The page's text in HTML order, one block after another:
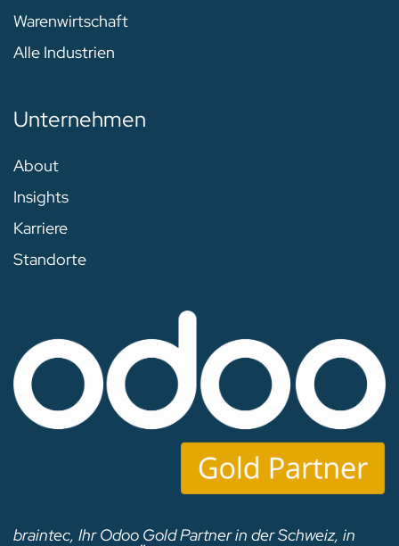
Warenwirtschaft
Alle Industrien
Unternehmen
About
Insights
Karriere
Standorte
braintec, Ihr Odoo Gold Partner in der Schweiz, in